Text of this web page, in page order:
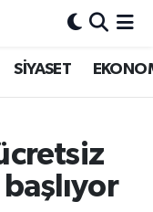
SİYASET